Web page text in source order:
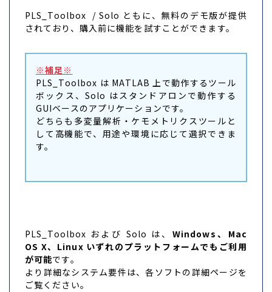
PLS_Toolbox / Solo ともに、無料のデモ版が提供
されており、購入前に機能を試すことができます。
※補足※
PLS_Toolbox は MATLAB 上で動作するツール
ボックス、Solo はスタンドアロンで動作する
GUIベースのアプリケーションです。
どちらも多変量解析・ケモメトリクスツールと
して高機能で、用途や環境に応じて選択できま
す。
PLS_Toolbox および Solo は、 Windows、Mac
OS X、Linux いずれのプラットフォームでもご利用
が可能です。
より詳細なシステム要件は、各ソフトの詳細ページを
ご覧ください。